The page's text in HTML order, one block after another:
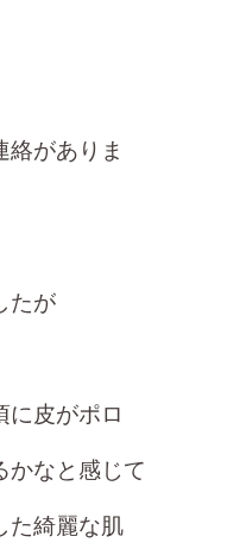
絡がありま
たが
に皮がポロ
かなと感じて
た綺麗な肌